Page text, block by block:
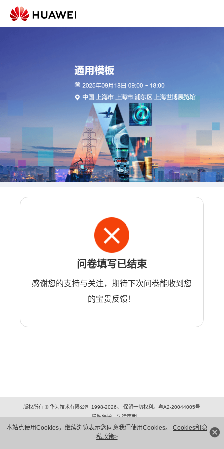
本站点使用Cookies，继续浏览表示您同意我们使用Cookies。 Cookies和隐
私政策>
问卷填写已结束
感谢您的支持与关注，期待下次问卷能收到您
的宝贵反馈！
版权所有 © 华为技术有限公司 1998-2026。 保留一切权利。粤A2-20044005号
隐私保护
法律声明